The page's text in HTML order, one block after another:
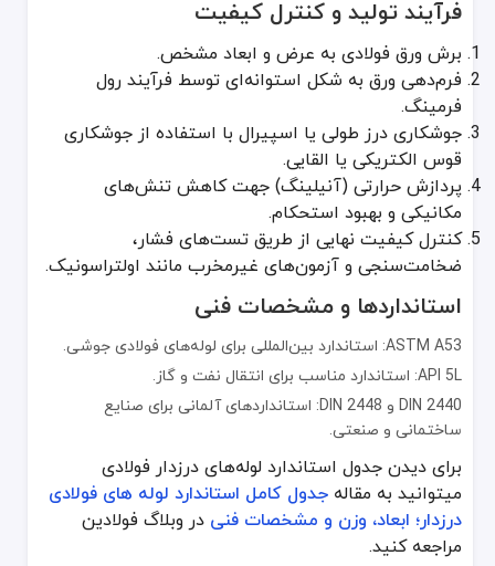
لوله بدون درز: استحکام بالاتر اما قیمت بیشتر.
لوله گالوانیزه: مقاومت بیشتر در برابر خوردگی، اما هزینه و وزن بالاتر.
نوآوری‌های جدید در تولید
توسعه جوشکاری لیزری برای بهبود کیفیت درزها.
استفاده از پوشش‌های پلیمری جهت افزایش مقاومت در برابر خوردگی.
تولید لوله‌های سبک‌تر و مقاوم‌تر با استفاده از فناوری نانو.
راهنمای انتخاب لوله مناسب
بررسی استانداردهای فنی متناسب با نیاز پروژه.
مقایسه ضخامت و جنس فولاد با توجه به شرایط کاری.
ارزیابی هزینه‌های کلی و برندهای معتبر.
چالش‌ها و راهکارهای بهینه‌سازی
خوردگی در محیط‌های مرطوب: استفاده از پوشش‌های مقاوم و انجام
اتصالات نامناسب: استفاده از روش‌های جوشکاری استاندارد و کنترل
تحمل فشارهای بالا: انتخاب ضخامت و گرید فولاد مناسب.
ملاحظات زیست‌محیطی
فرآیند تولید و کنترل کیفیت
برش ورق فولادی به عرض و ابعاد مشخص.
فرم‌دهی ورق به شکل استوانه‌ای توسط فرآیند رول
فرمینگ.
جوشکاری درز طولی یا اسپیرال با استفاده از جوشکاری
قوس الکتریکی یا القایی.
پردازش حرارتی (آنیلینگ) جهت کاهش تنش‌های
مکانیکی و بهبود استحکام.
کنترل کیفیت نهایی از طریق تست‌های فشار،
ضخامت‌سنجی و آزمون‌های غیرمخرب مانند اولتراسونیک.
استانداردها و مشخصات فنی
ASTM A53: استاندارد بین‌المللی برای لوله‌های فولادی جوشی.
API 5L: استاندارد مناسب برای انتقال نفت و گاز.
DIN 2440 و DIN 2448: استانداردهای آلمانی برای صنایع
ساختمانی و صنعتی.
برای دیدن جدول استاندارد لوله‌های درزدار فولادی
میتوانید به مقاله جدول کامل استاندارد لوله های فولادی
درزدار؛ ابعاد، وزن و مشخصات فنی در وبلاگ فولادین
مراجعه کنید.